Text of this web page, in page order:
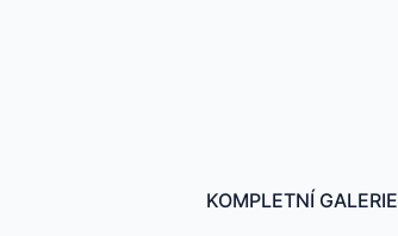
KOMPLETNÍ GALERIE